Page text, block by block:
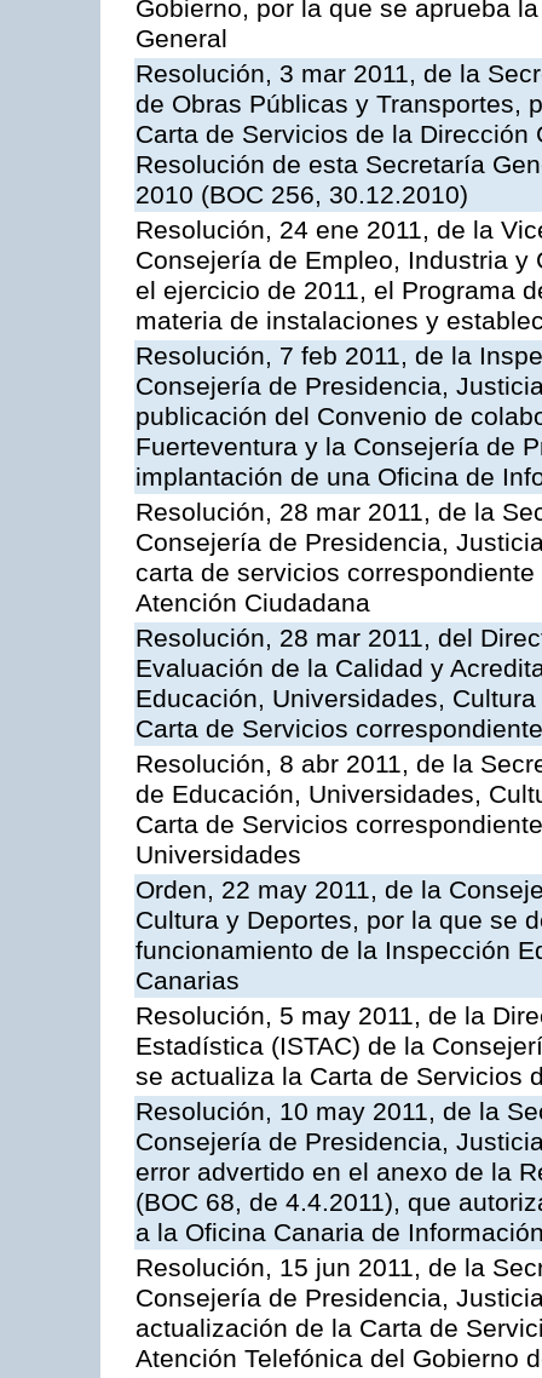
Gobierno, por la que se aprueba
General
Resolución, 3 mar 2011, de la
de Obras Públicas y Transportes,
Carta de Servicios de la
Resolución de esta Secretaría
2010 (BOC 256, 30.12.2010)
Resolución, 24 ene 2011, de la
Consejería de Empleo, Industria
el ejercicio de 2011, el Programa
materia de instalaciones y
Resolución, 7 feb 2011, de la
Consejería de Presidencia,
publicación del Convenio de
Fuerteventura y la Consejería de
implantación de una Oficina de
Resolución, 28 mar 2011, de la
Consejería de Presidencia,
carta de servicios
Atención Ciudadana
Resolución, 28 mar 2011, del
Evaluación de la Calidad y
Educación, Universidades,
Carta de Servicios
Resolución, 8 abr 2011, de la
de Educación, Universidades,
Carta de Servicios
Universidades
Orden, 22 may 2011, de la
Cultura y Deportes, por la que se
funcionamiento de la Inspección
Canarias
Resolución, 5 may 2011, de la
Estadística (ISTAC) de la
se actualiza la Carta de Servicios
Resolución, 10 may 2011, de la
Consejería de Presidencia,
error advertido en el anexo de la
(BOC 68, de 4.4.2011), que
a la Oficina Canaria de
Resolución, 15 jun 2011, de la
Consejería de Presidencia,
actualización de la Carta de
Atención Telefónica del Gobierno